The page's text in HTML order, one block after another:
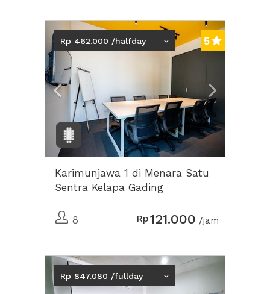
Previous Next2
Rp 462.000 /halfday 5
Karimunjawa 1 di Menara Satu
Sentra Kelapa Gading
8 Rp121.000 /jam
Previous
Rp 847.080 /fullday